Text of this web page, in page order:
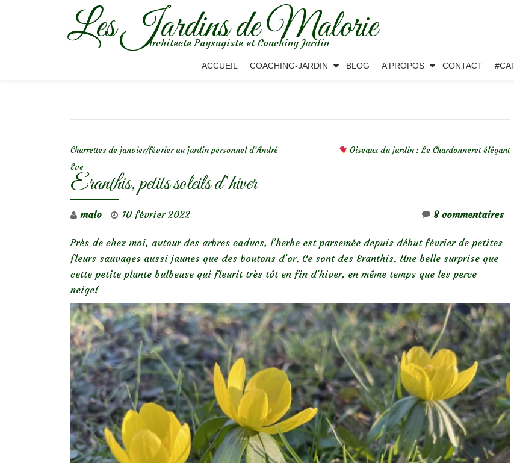
Les Jardins de Malorie
Architecte Paysagiste et Coaching Jardin
ACCUEIL COACHING-JARDIN BLOG A PROPOS CONTACT
Charrettes de janvier/février au jardin personnel d’André
Eve
Oiseaux du jardin : Le Chardonneret élégant
Eranthis, petits soleils d’hiver
malo 10 février 2022 8 commentaires
Près de chez moi, autour des arbres caducs, l’herbe est parsemée depuis début février de petites
fleurs sauvages aussi jaunes que des boutons d’or. Ce sont des Eranthis. Une belle surprise que
cette petite plante bulbeuse qui fleurit très tôt en fin d’hiver, en même temps que les perce-
neige!